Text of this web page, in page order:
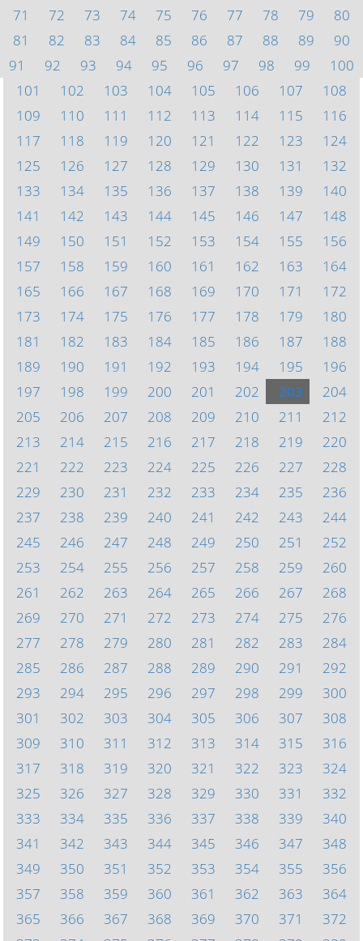
71
72 73 74 75 76 77 78 79
80
81
82 83 84 85 86 87 88 89
90
91
92 93 94 95 96 97 98 99
100
101
102 103 104 105 106 107
108
109
110 111 112 113 114 115
116
117
118 119 120 121 122 123
124
125
126 127 128 129 130 131
132
133
134 135 136 137 138 139
140
141
142 143 144 145 146 147
148
149
150 151 152 153 154 155
156
157
158 159 160 161 162 163
164
165
166 167 168 169 170 171
172
173
174 175 176 177 178 179
180
181
182 183 184 185 186 187
188
189
190 191 192 193 194 195
196
197
198 199 200 201 202 203
204
205
206 207 208 209 210 211
212
213
214 215 216 217 218 219
220
221
222 223 224 225 226 227
228
229
230 231 232 233 234 235
236
237
238 239 240 241 242 243
244
245
246 247 248 249 250 251
252
253
254 255 256 257 258 259
260
261
262 263 264 265 266 267
268
269
270 271 272 273 274 275
276
277
278 279 280 281 282 283
284
285
286 287 288 289 290 291
292
293
294 295 296 297 298 299
300
301
302 303 304 305 306 307
308
309
310 311 312 313 314 315
316
317
318 319 320 321 322 323
324
325
326 327 328 329 330 331
332
333
334 335 336 337 338 339
340
341
342 343 344 345 346 347
348
349
350 351 352 353 354 355
356
357
358 359 360 361 362 363
364
365
366 367 368 369 370 371
372